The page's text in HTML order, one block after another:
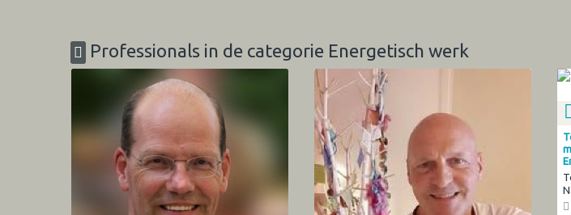
Professionals in de categorie Energetisch werk